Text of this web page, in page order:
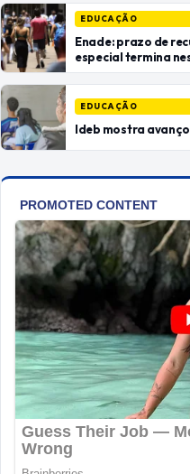
EDUCAÇÃO
Enade: prazo de
especial termina
EDUCAÇÃO
Ideb mostra